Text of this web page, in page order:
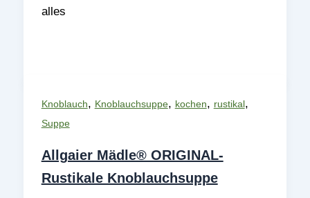
alles
Knoblauch, Knoblauchsuppe, kochen, rustikal,
Suppe
Allgaier Mädle® ORIGINAL-
Rustikale Knoblauchsuppe